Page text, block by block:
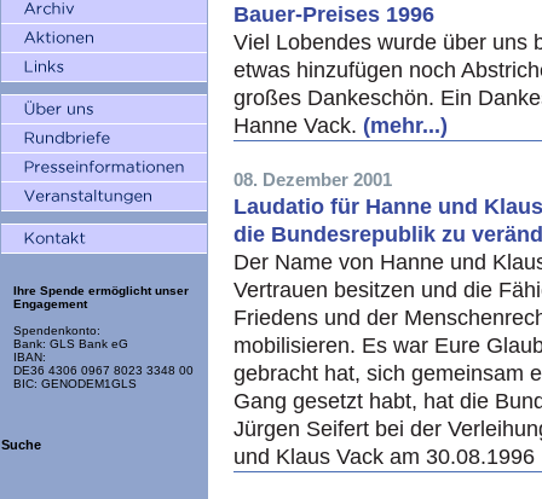
Ihre Spende ermöglicht unser
Engagement
Spendenkonto:
Bank: GLS Bank eG
IBAN:
DE36 4306 0967 8023 3348 00
BIC: GENODEM1GLS
Suche
Bauer-Preises 1996
Viel Lobendes wurde über uns
etwas hinzufügen noch
großes Dankeschön. Ein
Hanne Vack. (mehr...)
08. Dezember 2001
Laudatio für Hanne und
die Bundesrepublik zu
Der Name von Hanne und
Vertrauen besitzen und die
Friedens und der
mobilisieren. Es war Eure
gebracht hat, sich gemeinsam
Gang gesetzt habt, hat die
Jürgen Seifert bei der
und Klaus Vack am